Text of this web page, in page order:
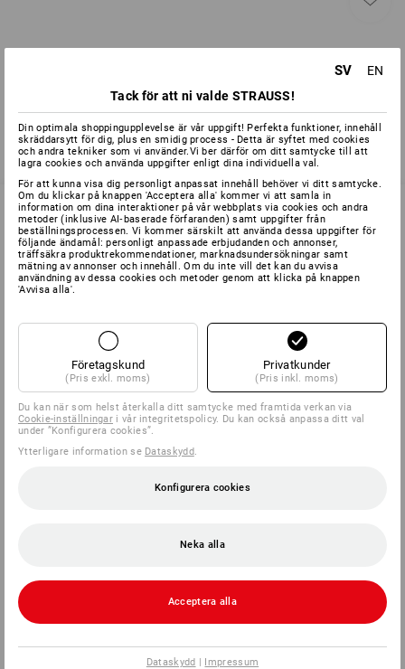
SERVICE 040 694 90 01
INFORMATION
BETALNINGSMETODER
Box U-279
SV
EN
Tack för att ni valde STRAUSS!
Din optimala shoppingupplevelse är vår uppgift! Perfekta funktioner, innehåll
skräddarsytt för dig, plus en smidig process - Detta är syftet med cookies
och andra tekniker som vi använder.Vi ber därför om ditt samtycke till att
lagra cookies och använda uppgifter enligt dina individuella val.
För att kunna visa dig personligt anpassat innehåll behöver vi ditt samtycke.
Om du klickar på knappen 'Acceptera alla' kommer vi att samla in
information om dina interaktioner på vår webbplats via cookies och andra
metoder (inklusive AI‑baserade förfaranden) samt uppgifter från
beställningsprocessen. Vi kommer särskilt att använda dessa uppgifter för
följande ändamål: personligt anpassade erbjudanden och annonser,
träffsäkra produktrekommendationer, marknadsundersökningar samt
mätning av annonser och innehåll. Om du inte vill det kan du avvisa
användning av dessa cookies och metoder genom att klicka på knappen
'Avvisa alla'.
Företagskund
(Pris exkl. moms)
Privatkunder
(Pris inkl. moms)
Du kan när som helst återkalla ditt samtycke med framtida verkan via
Cookie-inställningar i vår integritetspolicy. Du kan också anpassa ditt val
under ”Konfigurera cookies”.
Ytterligare information se Dataskydd.
Konfigurera cookies
Neka alla
Acceptera alla
Dataskydd | Impressum